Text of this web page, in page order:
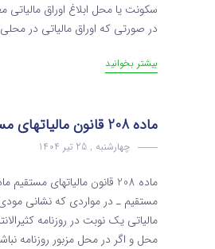
سکونت یا محل ابلاغ اوراق مالیاتی
در صورتی که اوراق مالیاتی در
بیشتر بخوانید
ماده 208 قانون مالیاتهای مستقیم
چهارشنبه , 25 تیر 1404
مستقیم ـ در مواردی که نشانی
مالیاتی یک نوبت در روزنامه
محل و اگر در محل مزبور روزنامه